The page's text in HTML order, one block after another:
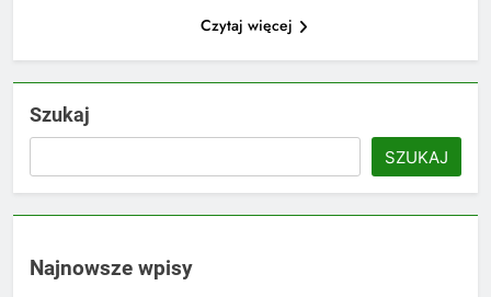
Czytaj więcej
Szukaj
SZUKAJ
Najnowsze wpisy